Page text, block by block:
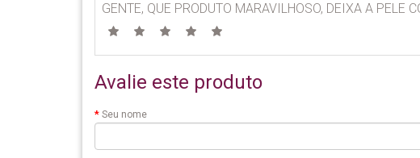
GENTE, QUE PRODUTO MARAVILHOSO, DEIXA A PELE
Avalie este produto
Seu nome